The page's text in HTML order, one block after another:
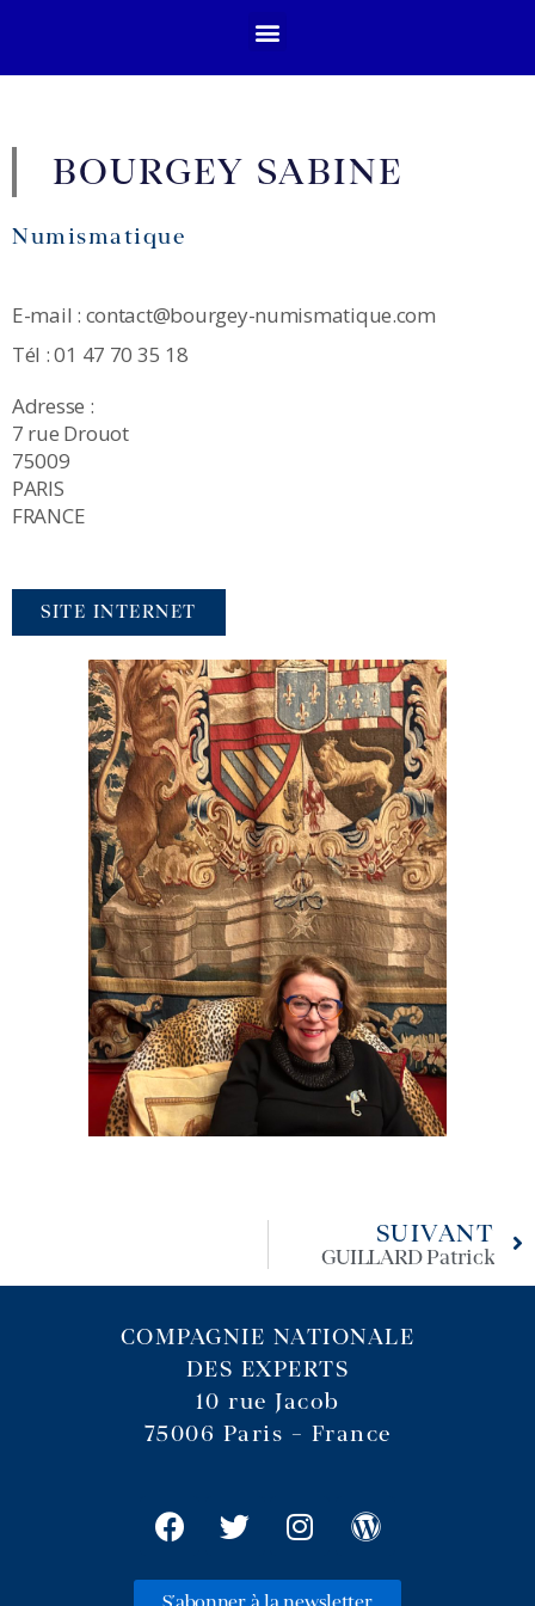
BOURGEY SABINE
Numismatique
E-mail : contact@bourgey-numismatique.com
Tél : 01 47 70 35 18
Adresse :
7 rue Drouot
75009
PARIS
FRANCE
SITE INTERNET
SUIVANT
GUILLARD Patrick
COMPAGNIE NATIONALE
DES EXPERTS
10 rue Jacob
75006 Paris – France